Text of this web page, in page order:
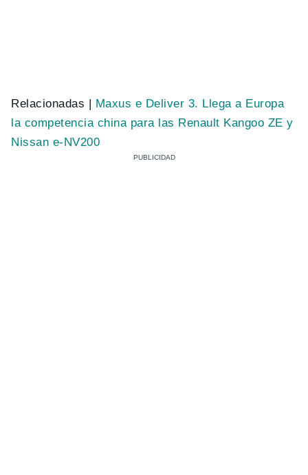
Relacionadas | Maxus e Deliver 3. Llega a Europa
la competencia china para las Renault Kangoo ZE y
Nissan e-NV200